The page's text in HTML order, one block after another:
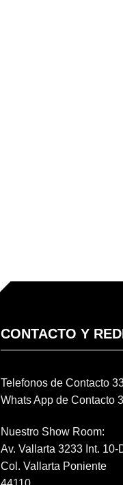
CONTACTO Y
Telefonos de Contacto
Whats App de Contacto
Nuestro Show Room:
Av. Vallarta 3233 Int. 10-
Col. Vallarta Poniente